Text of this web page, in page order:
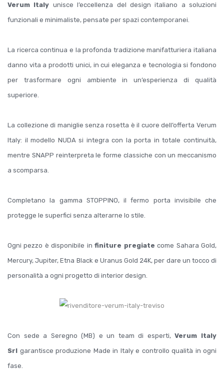
Verum Italy unisce l’eccellenza del design italiano a soluzioni
funzionali e minimaliste, pensate per spazi contemporanei.
La ricerca continua e la profonda tradizione manifatturiera italiana
danno vita a prodotti unici, in cui eleganza e tecnologia si fondono
per trasformare ogni ambiente in un’esperienza di qualità
superiore.
La collezione di maniglie senza rosetta è il cuore dell’offerta Verum
Italy: il modello NUDA si integra con la porta in totale continuità,
mentre SNAPP reinterpreta le forme classiche con un meccanismo
a scomparsa.
Completano la gamma STOPPINO, il fermo porta invisibile che
protegge le superfici senza alterarne lo stile.
Ogni pezzo è disponibile infiniture pregiate come Sahara Gold,
Mercury, Jupiter, Etna Black e Uranus Gold 24K, per dare un tocco di
personalità a ogni progetto di interior design.
Con sede a Seregno (MB) e un team di esperti,Verum Italy
Srl garantisce produzione Made in Italy e controllo qualità in ogni
fase.